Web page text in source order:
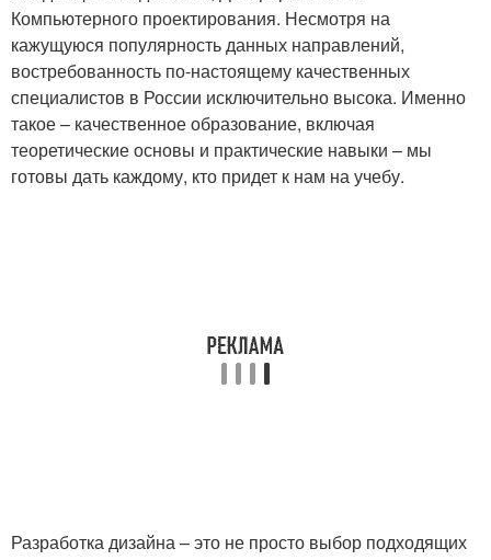
Компьютерного проектирования. Несмотря на
кажущуюся популярность данных направлений,
востребованность по-настоящему качественных
специалистов в России исключительно высока. Именно
такое – качественное образование, включая
теоретические основы и практические навыки – мы
готовы дать каждому, кто придет к нам на учебу.
Разработка дизайна – это не просто выбор подходящих